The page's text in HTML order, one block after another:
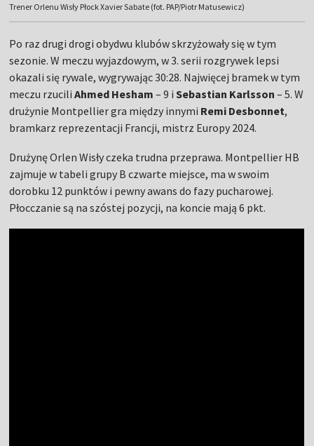
Trener Orlenu Wisły Płock Xavier Sabate (fot. PAP/Piotr Matusewicz)
Po raz drugi drogi obydwu klubów skrzyżowały się w tym
sezonie. W meczu wyjazdowym, w 3. serii rozgrywek lepsi
okazali się rywale, wygrywając 30:28. Najwięcej bramek w tym
meczu rzuciliAhmed Hesham – 9 iSebastian Karlsson– 5. W
drużynie Montpellier gra między innymi Remi Desbonnet,
bramkarz reprezentacji Francji, mistrz Europy 2024.
Drużynę Orlen Wisły czeka trudna przeprawa. Montpellier HB
zajmuje w tabeli grupy B czwarte miejsce, ma w swoim
dorobku 12 punktów i pewny awans do fazy pucharowej.
Płocczanie są na szóstej pozycji, na koncie mają 6 pkt.